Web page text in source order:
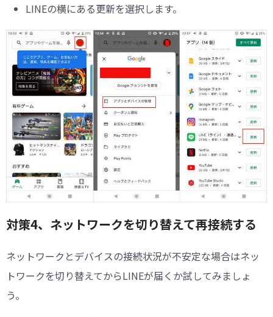
LINEの横にある更新を選択します。
対策4、ネットワークを切り替えて再接続する
ネットワークとデバイスの接続状況が不安定な場合はネッ
トワークを切り替えてからLINEが届くか試してみましょ
う。